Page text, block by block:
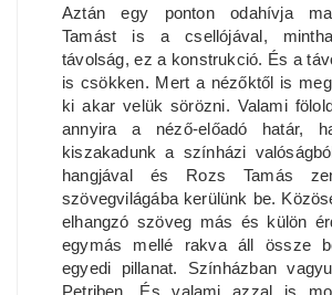
Aztán egy ponton odahívja
Tamást is a csellójával,
távolság, ez a konstrukció. És a
is csökken. Mert a nézőktől is
ki akar velük sörözni. Valami
annyira a néző-előadó határ,
kiszakadunk a színházi
hangjával és Rozs Tamás
szövegvilágába kerülünk be.
elhangzó szöveg más és külön
egymás mellé rakva áll össze
egyedi pillanat. Színházban
Petriben. És valami azzal is